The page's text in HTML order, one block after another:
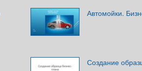
Автомойки.
Создание